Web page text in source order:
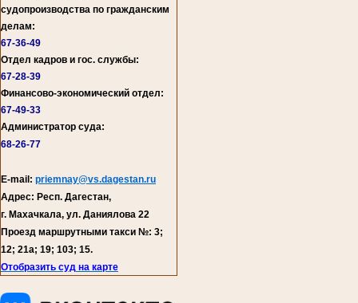
судопроизводства по гражданским
делам:
67-36-49
Отдел кадров и гос. службы:
67-28-39
Финансово-экономический отдел:
67-49-33
Администратор суда:
68-26-77
E-mail: priemnay@vs.dagestan.ru
Адрес: Респ. Дагестан,
г. Махачкала, ул. Даниялова 22
Проезд маршрутными такси №: 3;
12; 21а; 19; 103; 15.
Отобразить суд на карте